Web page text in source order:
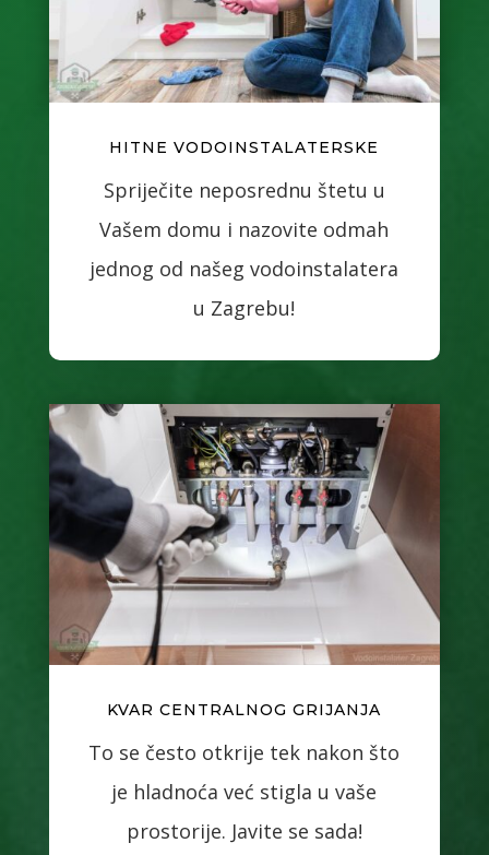
HITNE VODOINSTALATERSKE
Spriječite neposrednu štetu u
Vašem domu i nazovite odmah
jednog od našeg vodoinstalatera
u Zagrebu!
KVAR CENTRALNOG GRIJANJA
To se često otkrije tek nakon što
je hladnoća već stigla u vaše
prostorije. Javite se sada!